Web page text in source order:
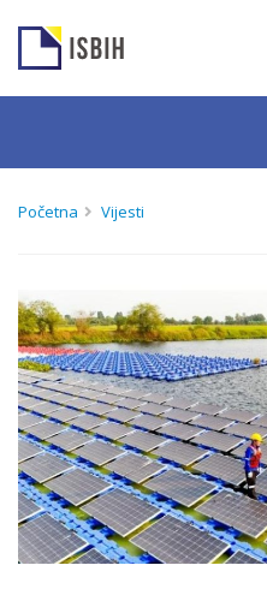
Početna Vijesti